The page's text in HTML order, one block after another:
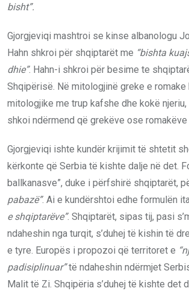
bisht”.
Gjorgjeviqi mashtroi se kinse albanologu
Hahn shkroi për shqiptarët me “bishta
dhie”. Hahn-i shkroi për besime te
Shqipërisë. Në mitologjinë greke e romake
mitologjike me trup kafshe dhe kokë njeriu,
shkoi ndërmend që grekëve ose romakëve
Gjorgjeviqi ishte kundër krijimit të shtetit
kërkonte që Serbia të kishte dalje në det.
ballkanasve”, duke i përfshirë shqiptarët,
pabazë”. Ai e kundërshtoi edhe formulën
e shqiptarëve”. Shqiptarët, sipas tij, pasi
ndaheshin nga turqit, s’duhej të kishin të
e tyre. Europës i propozoi që territoret e
padisiplinuar”të ndaheshin ndërmjet
Malit të Zi. Shqipëria s’duhej të kishte det